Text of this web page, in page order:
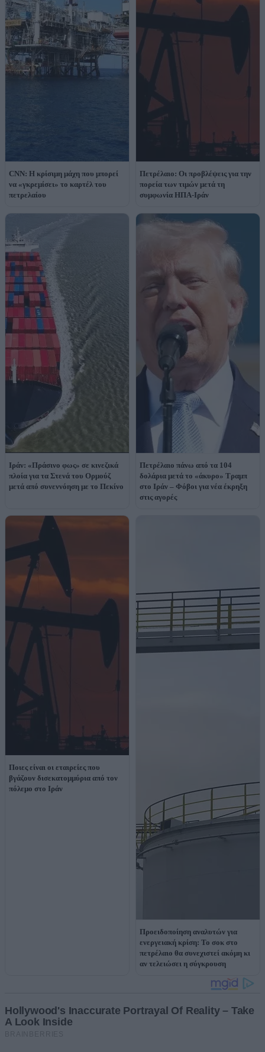
CNN: Η κρίσιμη μάχη που μπορεί
να «γκρεμίσει» το καρτέλ του
πετρελαίου
Πετρέλαιο: Οι προβλέψεις για την
πορεία των τιμών μετά τη
συμφωνία ΗΠΑ-Ιράν
Ιράν: «Πράσινο φως» σε κινεζικά
πλοία για τα Στενά του Ορμούζ
μετά από συνεννόηση με το Πεκίνο
Πετρέλαιο πάνω από τα 104
δολάρια μετά το «άκυρο» Τραμπ
στο Ιράν – Φόβοι για νέα έκρηξη
στις αγορές
Ποιες είναι οι εταιρείες που
βγάζουν δισεκατομμύρια από τον
πόλεμο στο Ιράν
Προειδοποίηση αναλυτών για
ενεργειακή κρίση: Το σοκ στο
πετρέλαιο θα συνεχιστεί ακόμη κι
αν τελειώσει η σύγκρουση